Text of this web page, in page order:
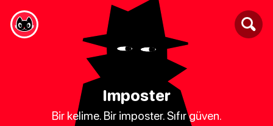
Imposter
Bir kelime. Bir imposter. Sıfır güven.